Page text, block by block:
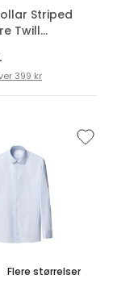
Striped
Twill
399 kr
Flere størrelser